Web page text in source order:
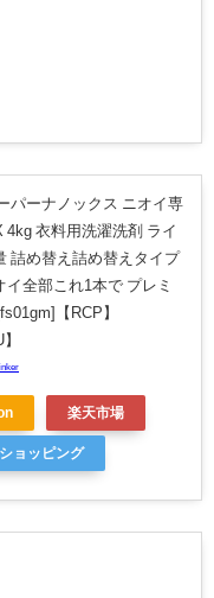
パーナノックス ニオイ専
4kg 衣料用洗濯洗剤 ライ
詰め替え詰め替えタイプ
イ全部これ1本で プレミ
【RCP】
楽天市場
ョッピング